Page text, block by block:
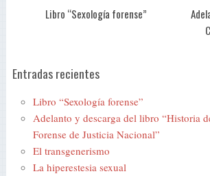
Libro “Sexología forense”
Entradas recientes
Libro “Sexología forense”
Adelanto y descarga del libro “Historia
Forense de Justicia Nacional”
El transgenerismo
La hiperestesia sexual